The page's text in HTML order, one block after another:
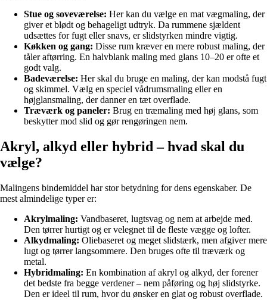
Stue og soveværelse: Her kan du vælge en mat vægmaling, der
giver et blødt og behageligt udtryk. Da rummene sjældent
udsættes for fugt eller snavs, er slidstyrken mindre vigtig.
Køkken og gang: Disse rum kræver en mere robust maling, der
tåler aftørring. En halvblank maling med glans 10–20 er ofte et
godt valg.
Badeværelse: Her skal du bruge en maling, der kan modstå fugt
og skimmel. Vælg en speciel vådrumsmaling eller en
højglansmaling, der danner en tæt overflade.
Træværk og paneler: Brug en træmaling med høj glans, som
beskytter mod slid og gør rengøringen nem.
Akryl, alkyd eller hybrid – hvad skal du
vælge?
Malingens bindemiddel har stor betydning for dens egenskaber. De
mest almindelige typer er:
Akrylmaling: Vandbaseret, lugtsvag og nem at arbejde med.
Den tørrer hurtigt og er velegnet til de fleste vægge og lofter.
Alkydmaling: Oliebaseret og meget slidstærk, men afgiver mere
lugt og tørrer langsommere. Den bruges ofte til træværk og
metal.
Hybridmaling: En kombination af akryl og alkyd, der forener
det bedste fra begge verdener – nem påføring og høj slidstyrke.
Den er ideel til rum, hvor du ønsker en glat og robust overflade.